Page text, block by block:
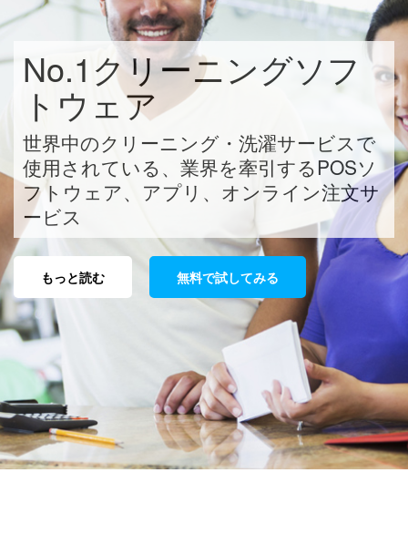
No.1クリーニングソフ
トウェア
世界中のクリーニング・洗濯サービスで
使用されている、業界を牽引するPOSソ
フトウェア、アプリ、オンライン注文サ
ービス
もっと読む 無料で試してみる